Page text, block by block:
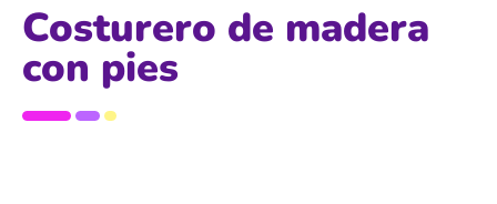
Costurero de madera
con pies